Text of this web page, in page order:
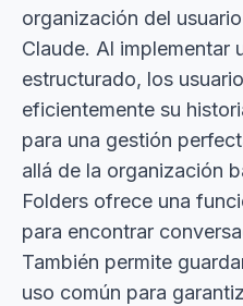
organización del
Claude. Al implementar
estructurado, los
eficientemente su
para una gestión
allá de la organización
Folders ofrece una
para encontrar
También permite
uso común para